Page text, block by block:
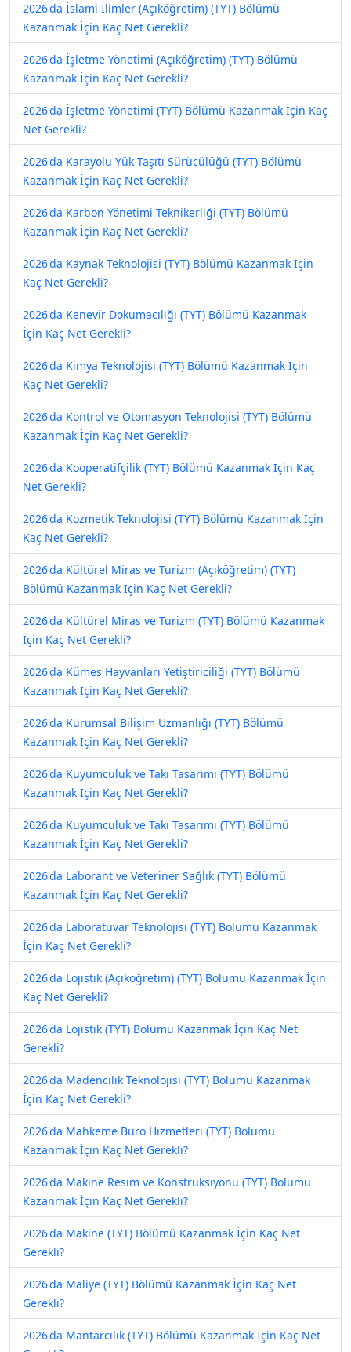
2026'da İslami İlimler (Açıköğretim) (TYT) Bölümü
Kazanmak İçin Kaç Net Gerekli?
2026'da İşletme Yönetimi (Açıköğretim) (TYT) Bölümü
Kazanmak İçin Kaç Net Gerekli?
2026'da İşletme Yönetimi (TYT) Bölümü Kazanmak İçin Kaç
Net Gerekli?
2026'da Karayolu Yük Taşıtı Sürücülüğü (TYT) Bölümü
Kazanmak İçin Kaç Net Gerekli?
2026'da Karbon Yönetimi Teknikerliği (TYT) Bölümü
Kazanmak İçin Kaç Net Gerekli?
2026'da Kaynak Teknolojisi (TYT) Bölümü Kazanmak İçin
Kaç Net Gerekli?
2026'da Kenevir Dokumacılığı (TYT) Bölümü Kazanmak
İçin Kaç Net Gerekli?
2026'da Kimya Teknolojisi (TYT) Bölümü Kazanmak İçin
Kaç Net Gerekli?
2026'da Kontrol ve Otomasyon Teknolojisi (TYT) Bölümü
Kazanmak İçin Kaç Net Gerekli?
2026'da Kooperatifçilik (TYT) Bölümü Kazanmak İçin Kaç
Net Gerekli?
2026'da Kozmetik Teknolojisi (TYT) Bölümü Kazanmak İçin
Kaç Net Gerekli?
2026'da Kültürel Miras ve Turizm (Açıköğretim) (TYT)
Bölümü Kazanmak İçin Kaç Net Gerekli?
2026'da Kültürel Miras ve Turizm (TYT) Bölümü Kazanmak
İçin Kaç Net Gerekli?
2026'da Kümes Hayvanları Yetiştiriciliği (TYT) Bölümü
Kazanmak İçin Kaç Net Gerekli?
2026'da Kurumsal Bilişim Uzmanlığı (TYT) Bölümü
Kazanmak İçin Kaç Net Gerekli?
2026'da Kuyumculuk ve Takı Tasarımı (TYT) Bölümü
Kazanmak İçin Kaç Net Gerekli?
2026'da Kuyumculuk ve Takı Tasarımı (TYT) Bölümü
Kazanmak İçin Kaç Net Gerekli?
2026'da Laborant ve Veteriner Sağlık (TYT) Bölümü
Kazanmak İçin Kaç Net Gerekli?
2026'da Laboratuvar Teknolojisi (TYT) Bölümü Kazanmak
İçin Kaç Net Gerekli?
2026'da Lojistik (Açıköğretim) (TYT) Bölümü Kazanmak İçin
Kaç Net Gerekli?
2026'da Lojistik (TYT) Bölümü Kazanmak İçin Kaç Net
Gerekli?
2026'da Madencilik Teknolojisi (TYT) Bölümü Kazanmak
İçin Kaç Net Gerekli?
2026'da Mahkeme Büro Hizmetleri (TYT) Bölümü
Kazanmak İçin Kaç Net Gerekli?
2026'da Makine Resim ve Konstrüksiyonu (TYT) Bölümü
Kazanmak İçin Kaç Net Gerekli?
2026'da Makine (TYT) Bölümü Kazanmak İçin Kaç Net
Gerekli?
2026'da Maliye (TYT) Bölümü Kazanmak İçin Kaç Net
Gerekli?
2026'da Mantarcılık (TYT) Bölümü Kazanmak İçin Kaç Net